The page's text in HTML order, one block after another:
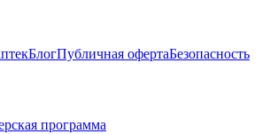
БлогПубличная офертаБезопасность
программа